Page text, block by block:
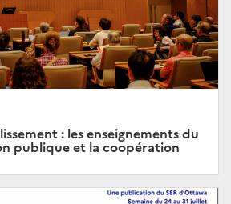
: les enseignements du
publique et la coopération